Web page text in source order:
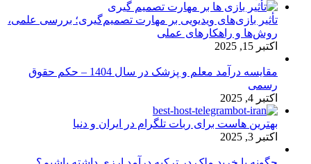
تأثیر بازی‌های ویدیویی بر مهارت تصمیم‌گیری؛ بررسی علمی،
روش‌ها و راهکارهای عملی
اکتبر 15, 2025
مقایسه درآمد معلم و پزشک در سال 1404 – حکم حقوق
رسمی
اکتبر 4, 2025
بهترین هاست برای ربات تلگرام در ایران و دنیا
اکتبر 3, 2025